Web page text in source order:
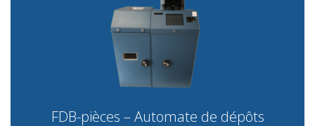
FDB-pièces – Automate de dépôts